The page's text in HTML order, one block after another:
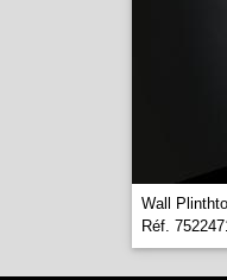
Wall
Réf.